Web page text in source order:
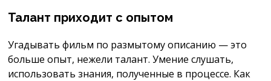
Талант приходит с опытом
Угадывать фильм по размытому описанию — это
больше опыт, нежели талант. Умение слушать,
использовать знания, полученные в процессе. Как